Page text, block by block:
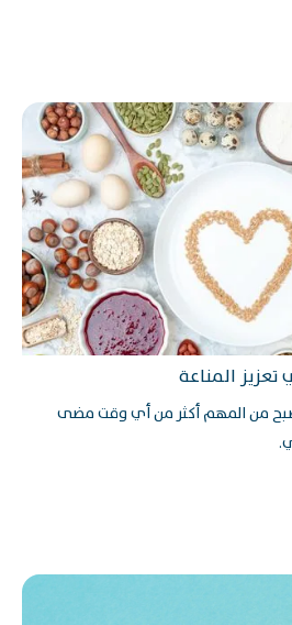
المناعة
من المهم أكثر من أي وقت مضى